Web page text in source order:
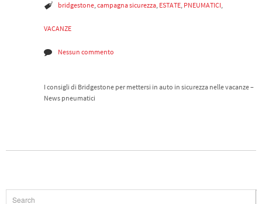
bridgestone,campagna sicurezza, ESTATE, PNEUMATICI,
VACANZE
Nessun commento
I consigli di Bridgestone per mettersi in auto in sicurezza nelle vacanze –
News pneumatici